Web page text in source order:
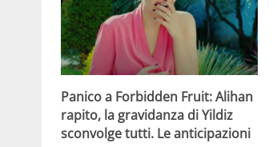
Panico a Forbidden Fruit: Alihan
rapito, la gravidanza di Yildiz
sconvolge tutti. Le anticipazioni